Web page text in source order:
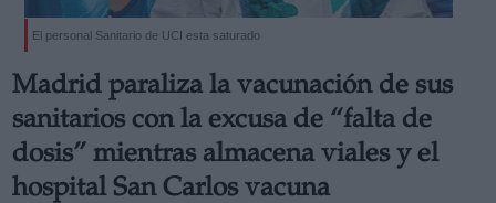
El personal Sanitario de UCI esta saturado
Madrid paraliza la vacunación de sus
sanitarios con la excusa de “falta de
dosis” mientras almacena viales y el
hospital San Carlos vacuna